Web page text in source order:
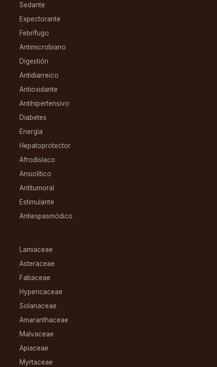
Sedante
Expectorante
Febrífugo
Antimicrobiano
Digestión
Antidiarreico
Antioxidante
Antihipertensivo
Diabetes
Energía
Hepatoprotector
Afrodisíaco
Ansiolítico
Antitumoral
Estimulante
Antiespasmódico
Lamiaceae
Asteraceae
Fabaceae
Hypericaceae
Solanaceae
Amaranthaceae
Malvaceae
Apiaceae
Myrtaceae